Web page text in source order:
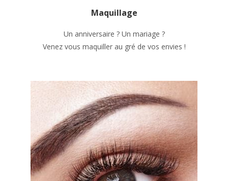
Maquillage
Un anniversaire ? Un mariage ?
Venez vous maquiller au gré de vos envies !